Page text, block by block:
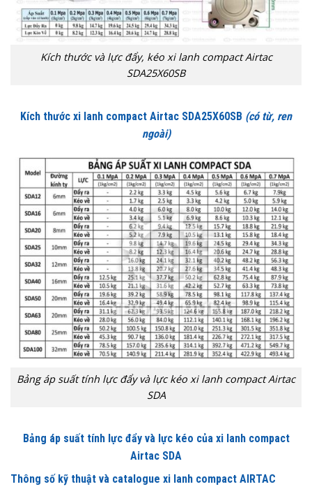
Kích thước và lực đẩy, kéo xi lanh compact Airtac
SDA25X60SB
Kích thước xi lanh compact Airtac SDA25X60SB (có từ, ren
ngoài)
Bảng áp suất tính lực đẩy và lực kéo xi lanh compact Airtac
SDA
Bảng áp suất tính lực đẩy và lực kéo của xi lanh compact
Airtac SDA
Thông số kỹ thuật và catalogue xi lanh compact AIRTAC